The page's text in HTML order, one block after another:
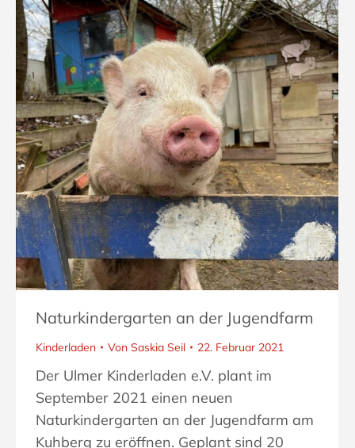
Naturkindergarten an der Jugendfarm
Kinderladen Von Saskia Seil 22. Februar 2021
Der Ulmer Kinderladen e.V. plant im
September 2021 einen neuen
Naturkindergarten an der Jugendfarm am
Kuhberg zu eröffnen. Geplant sind 20